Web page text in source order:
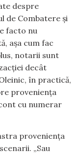
despre
de Combatere și
facto nu
așa cum fac
notarii sunt
decât
, în practică,
proveniența
cu numerar
proveniența
„Sau